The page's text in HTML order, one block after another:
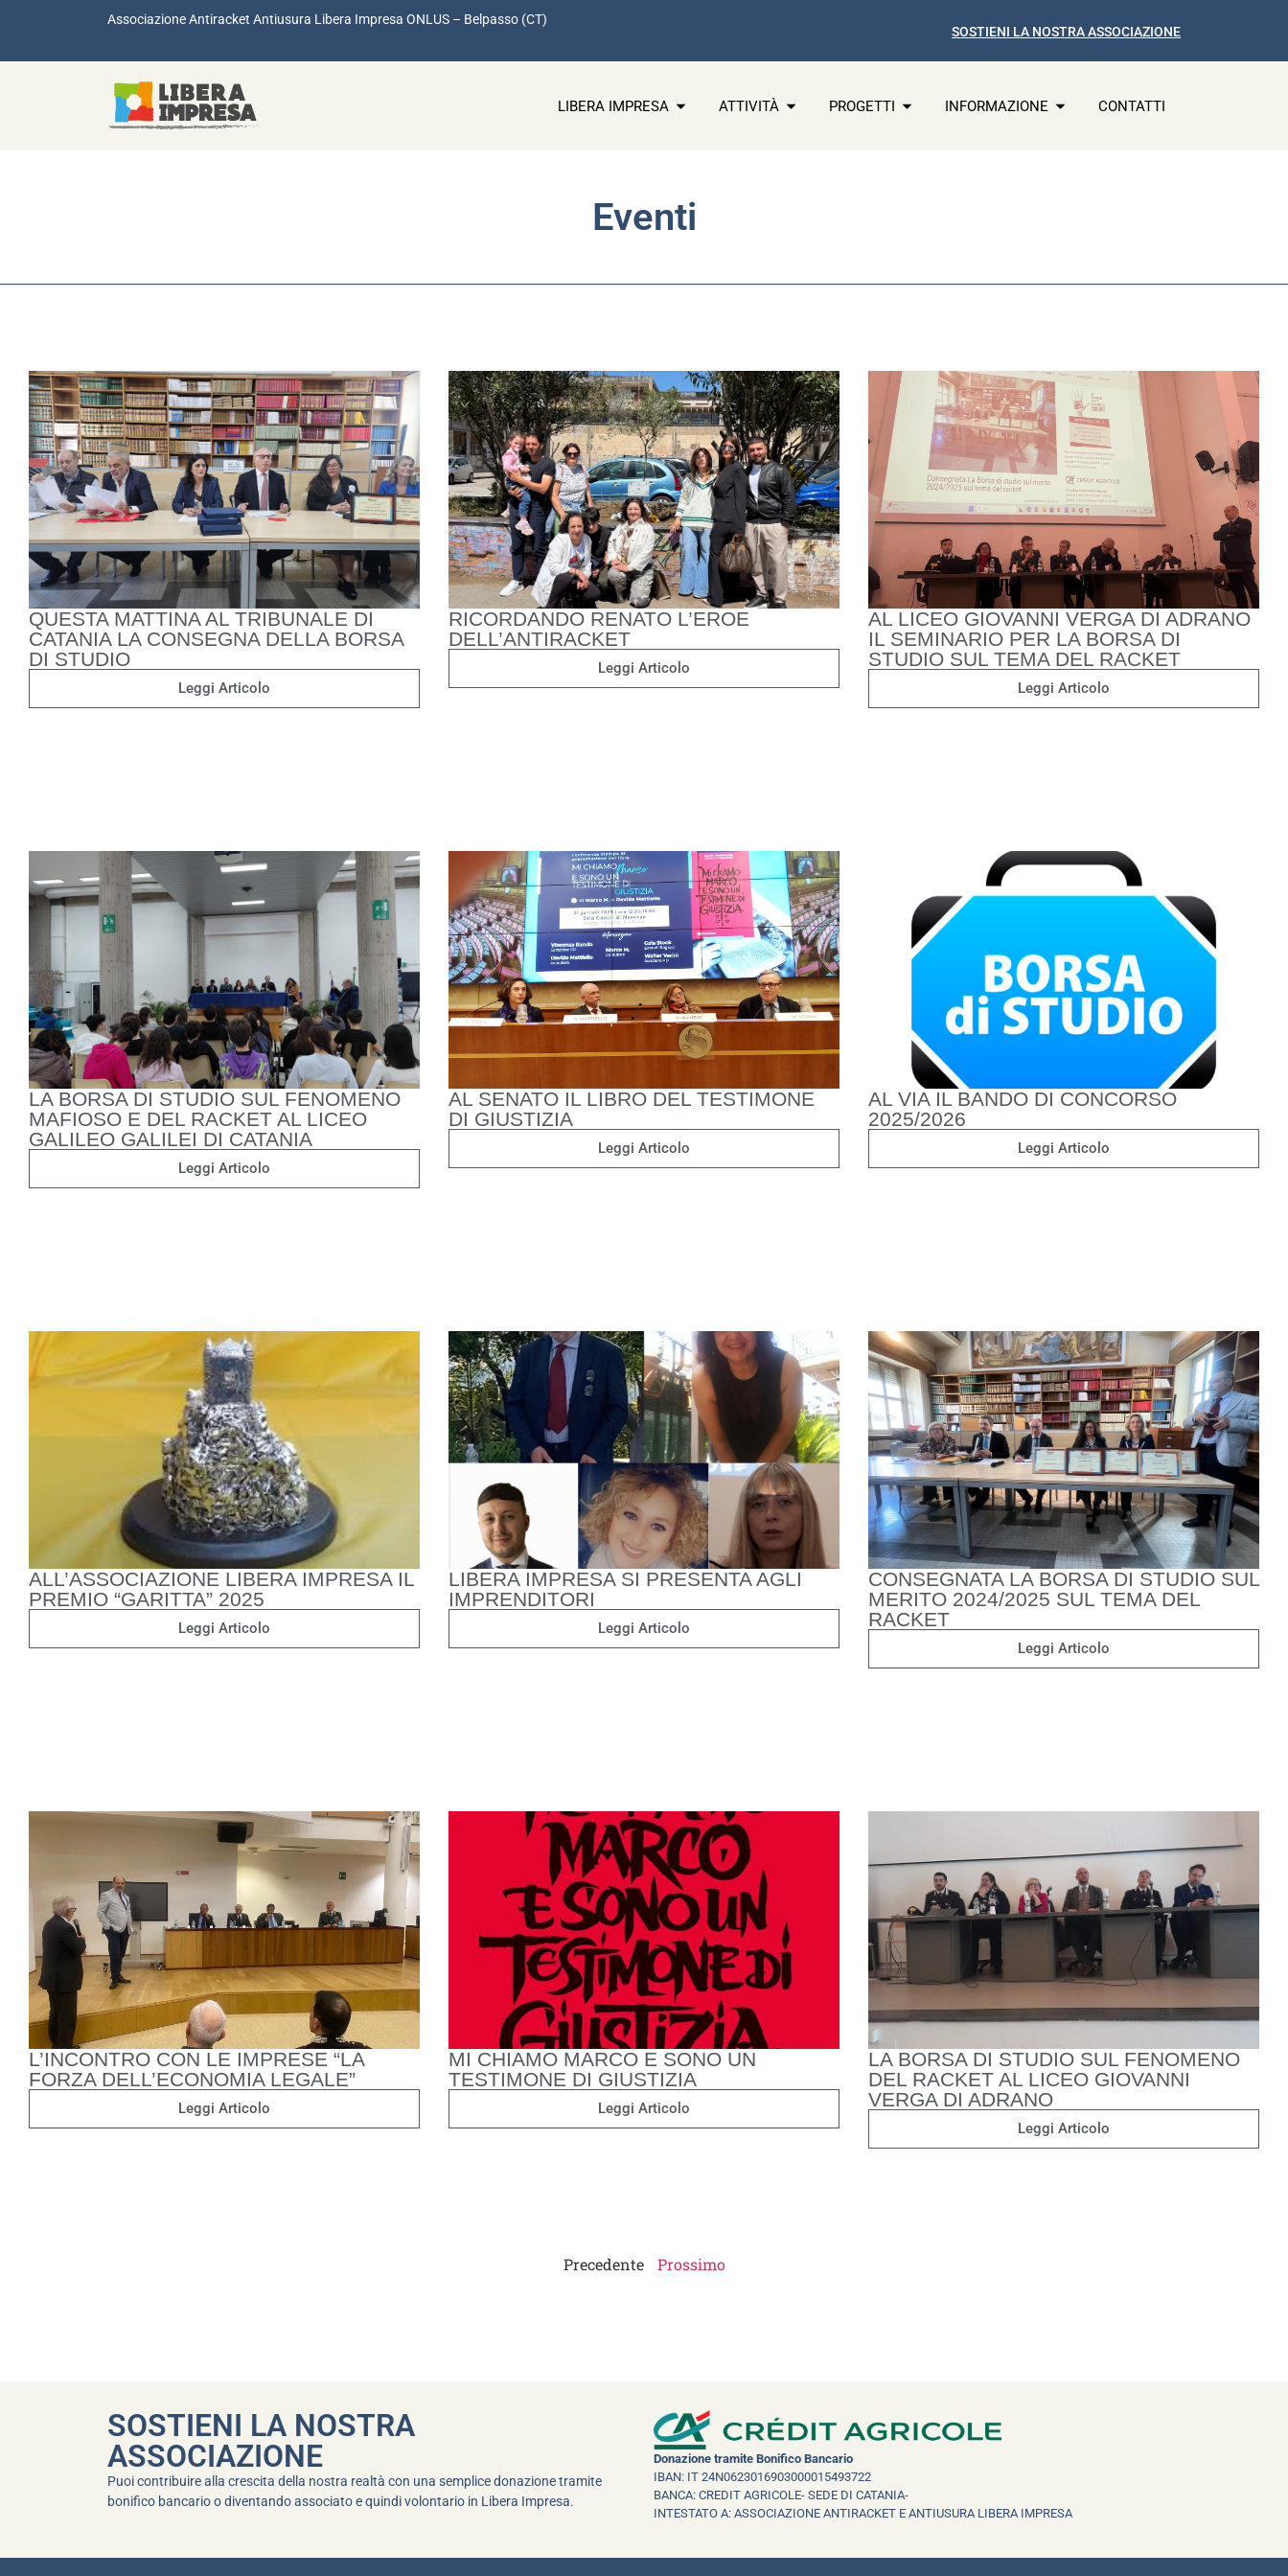
Associazione Antiracket Antiusura Libera Impresa ONLUS – Belpasso (CT)
SOSTIENI LA NOSTRA ASSOCIAZIONE
LIBERA IMPRESA ATTIVITÀ PROGETTI INFORMAZIONE CONTATTI
Eventi
QUESTA MATTINA AL TRIBUNALE DI
CATANIA LA CONSEGNA DELLA BORSA
DI STUDIO
Leggi Articolo
RICORDANDO RENATO L’EROE
DELL’ANTIRACKET
Leggi Articolo
AL LICEO GIOVANNI VERGA DI ADRANO
IL SEMINARIO PER LA BORSA DI
STUDIO SUL TEMA DEL RACKET
Leggi Articolo
LA BORSA DI STUDIO SUL FENOMENO
MAFIOSO E DEL RACKET AL LICEO
GALILEO GALILEI DI CATANIA
Leggi Articolo
AL SENATO IL LIBRO DEL TESTIMONE
DI GIUSTIZIA
Leggi Articolo
AL VIA IL BANDO DI CONCORSO
2025/2026
Leggi Articolo
ALL’ASSOCIAZIONE LIBERA IMPRESA IL
PREMIO “GARITTA” 2025
Leggi Articolo
LIBERA IMPRESA SI PRESENTA AGLI
IMPRENDITORI
Leggi Articolo
CONSEGNATA LA BORSA DI STUDIO SUL
MERITO 2024/2025 SUL TEMA DEL
RACKET
Leggi Articolo
L’INCONTRO CON LE IMPRESE “LA
FORZA DELL’ECONOMIA LEGALE”
Leggi Articolo
MI CHIAMO MARCO E SONO UN
TESTIMONE DI GIUSTIZIA
Leggi Articolo
LA BORSA DI STUDIO SUL FENOMENO
DEL RACKET AL LICEO GIOVANNI
VERGA DI ADRANO
Leggi Articolo
Precedente Prossimo
SOSTIENI LA NOSTRA
ASSOCIAZIONE
Puoi contribuire alla crescita della nostra realtà con una semplice donazione tramite
bonifico bancario o diventando associato e quindi volontario in Libera Impresa.
Donazione tramite Bonifico Bancario
IBAN: IT 24N0623016903000015493722
BANCA: CREDIT AGRICOLE- SEDE DI CATANIA-
INTESTATO A: ASSOCIAZIONE ANTIRACKET E ANTIUSURA LIBERA IMPRESA